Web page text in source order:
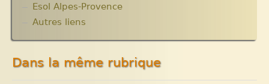
Esol Alpes-Provence
Autres liens
Dans la même rubrique